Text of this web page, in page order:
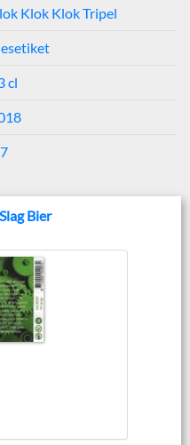
Klok Klok Tripel
cl
Bier